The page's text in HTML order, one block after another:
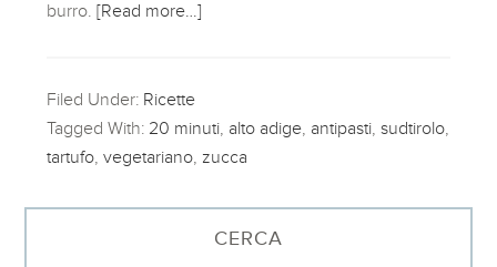
burro.[Read more…]
Filed Under: Ricette
Tagged With: 20 minuti alto adige antipasti ,sudtirolo
tartufo ,vegetariano zucca
CERCA